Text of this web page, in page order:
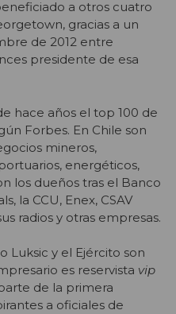
a otros cuatro
gracias a un
de 2012 entre
presidente de esa
hace años el top 100 de
Forbes. En Chile son
mineros,
energéticos,
los dueños tras el Banco
la CCU, Enex, CSAV
radios y otras empresas.
Luksic y el Ejército son
es reservista vip
de la primera
a oficiales de